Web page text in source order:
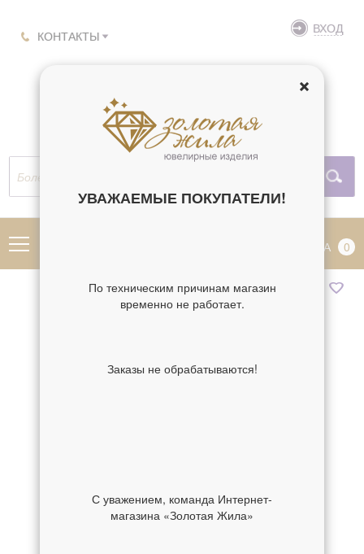
КОНТАКТЫ ВХОД
КОРЗИНА 0
УВАЖАЕМЫЕ ПОКУПАТЕЛИ!
По техническим причинам магазин
временно не работает.
Заказы не обрабатываются!
С уважением, команда Интернет-
магазина «Золотая Жила»